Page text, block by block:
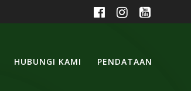
HUBUNGI KAMI PENDATAAN